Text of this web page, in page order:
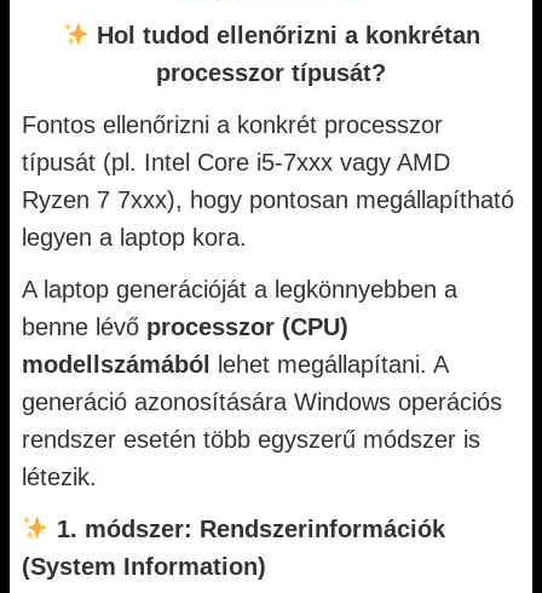
Hol tudod ellenőrizni a konkrétan
processzor típusát?
Fontos ellenőrizni a konkrét processzor
típusát (pl. Intel Core i5-7xxx vagy AMD
Ryzen 7 7xxx), hogy pontosan megállapítható
legyen a laptop kora.
A laptop generációját a legkönnyebben a
benne lévő processzor (CPU)
modellszámából
lehet megállapítani. A
generáció azonosítására Windows operációs
rendszer esetén több egyszerű módszer is
létezik.
1. módszer: Rendszerinformációk
(System Information)